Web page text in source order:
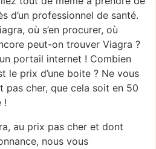
d’un professionnel de santé.
où s’en procurer, où
peut-on trouver Viagra ?
portail internet ! Combien
le prix d’une boite ? Ne vous
pas cher, que cela soit en 50
!
au prix pas cher et dont
nous vous